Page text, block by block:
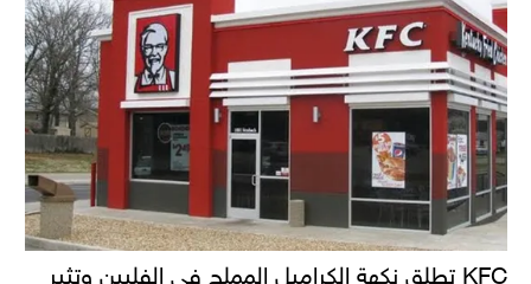
KFC تطلق نكهة الكراميل المملح في الفلبين وتثير